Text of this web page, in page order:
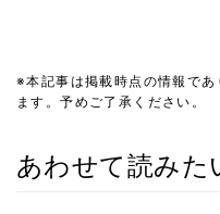
※本記事は掲載時点の情報で
ます。予めご了承ください。
あわせて読みた